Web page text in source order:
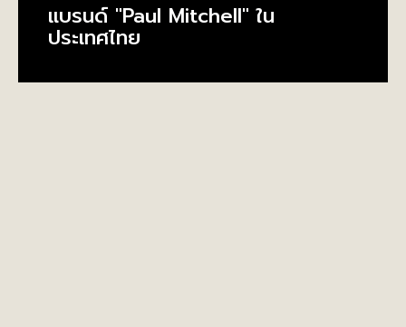
แบรนด์ "Paul Mitchell" ใน
ประเทศไทย